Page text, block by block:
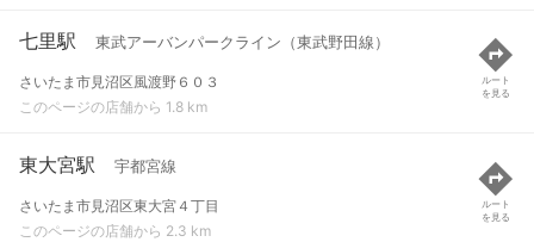
七里駅 東武アーバンパークライン（東武野田線）
さいたま市見沼区風渡野６０３
このページの店舗から 1.8 km
ルート
を見る
東大宮駅 宇都宮線
さいたま市見沼区東大宮４丁目
このページの店舗から 2.3 km
ルート
を見る